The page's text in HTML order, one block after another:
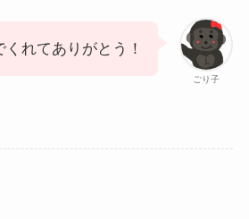
ごり子
くれてありがとう！